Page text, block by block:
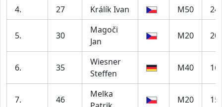
4. 27 Králík Ivan M50 24
5. 30
Magoči
Jan
M20 20
6. 35
Wiesner
Steffen
M40 16
7. 46
Melka
M20 15